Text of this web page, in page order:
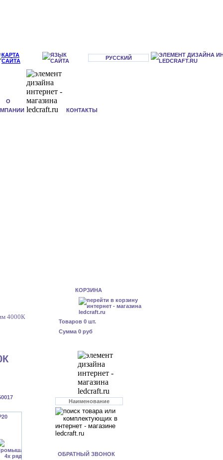
РУССКИЙ
О
КОНТАКТЫ
4000К
КОРЗИНА
Товаров 0 шт.
Сумма 0 руб
ОБРАТНЫЙ ЗВОНОК